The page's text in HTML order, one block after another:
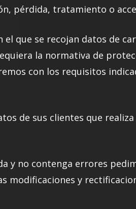
pérdida, tratamiento o
que se recojan datos de
la normativa de
con los requisitos
de sus clientes que
y no contenga errores
modificaciones y